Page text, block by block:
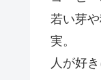
若い芽
実。
人が好